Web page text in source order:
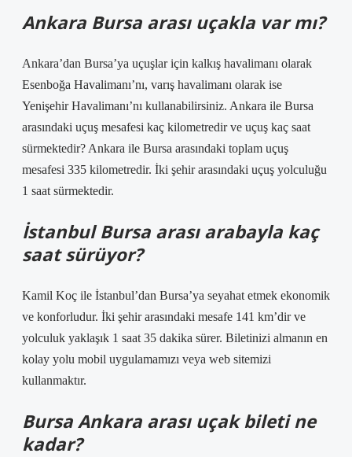
Ankara Bursa arası uçakla var mı?
Ankara’dan Bursa’ya uçuşlar için kalkış havalimanı olarak
Esenboğa Havalimanı’nı, varış havalimanı olarak ise
Yenişehir Havalimanı’nı kullanabilirsiniz. Ankara ile Bursa
arasındaki uçuş mesafesi kaç kilometredir ve uçuş kaç saat
sürmektedir? Ankara ile Bursa arasındaki toplam uçuş
mesafesi 335 kilometredir. İki şehir arasındaki uçuş yolculuğu
1 saat sürmektedir.
İstanbul Bursa arası arabayla kaç
saat sürüyor?
Kamil Koç ile İstanbul’dan Bursa’ya seyahat etmek ekonomik
ve konforludur. İki şehir arasındaki mesafe 141 km’dir ve
yolculuk yaklaşık 1 saat 35 dakika sürer. Biletinizi almanın en
kolay yolu mobil uygulamamızı veya web sitemizi
kullanmaktır.
Bursa Ankara arası uçak bileti ne
kadar?